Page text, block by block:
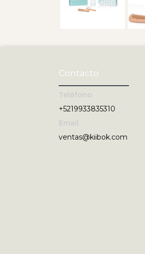
Contacto
+5219933835310
ventas@kiibok.com